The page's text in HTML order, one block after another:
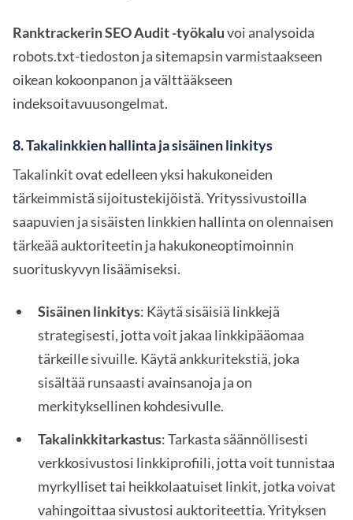
Ranktrackerin SEO Audit -työkaluvoi analysoida
robots.txt-tiedoston ja sitemapsin varmistaakseen
oikean kokoonpanon ja välttääkseen
indeksoitavuusongelmat.
8.Takalinkkien hallinta ja sisäinen linkitys
Takalinkit ovat edelleen yksi hakukoneiden
tärkeimmistä sijoitustekijöistä. Yrityssivustoilla
saapuvien ja sisäisten linkkien hallinta on olennaisen
tärkeää auktoriteetin ja hakukoneoptimoinnin
suorituskyvyn lisäämiseksi.
Sisäinen linkitys: Käytä sisäisiä linkkejä
strategisesti, jotta voit jakaa linkkipääomaa
tärkeille sivuille. Käytä ankkuritekstiä, joka
sisältää runsaasti avainsanoja ja on
merkityksellinen kohdesivulle.
Takalinkkitarkastus: Tarkasta säännöllisesti
verkkosivustosi linkkiprofiili, jotta voit tunnistaa
myrkylliset tai heikkolaatuiset linkit, jotka voivat
vahingoittaa sivustosi auktoriteettia. Yrityksen